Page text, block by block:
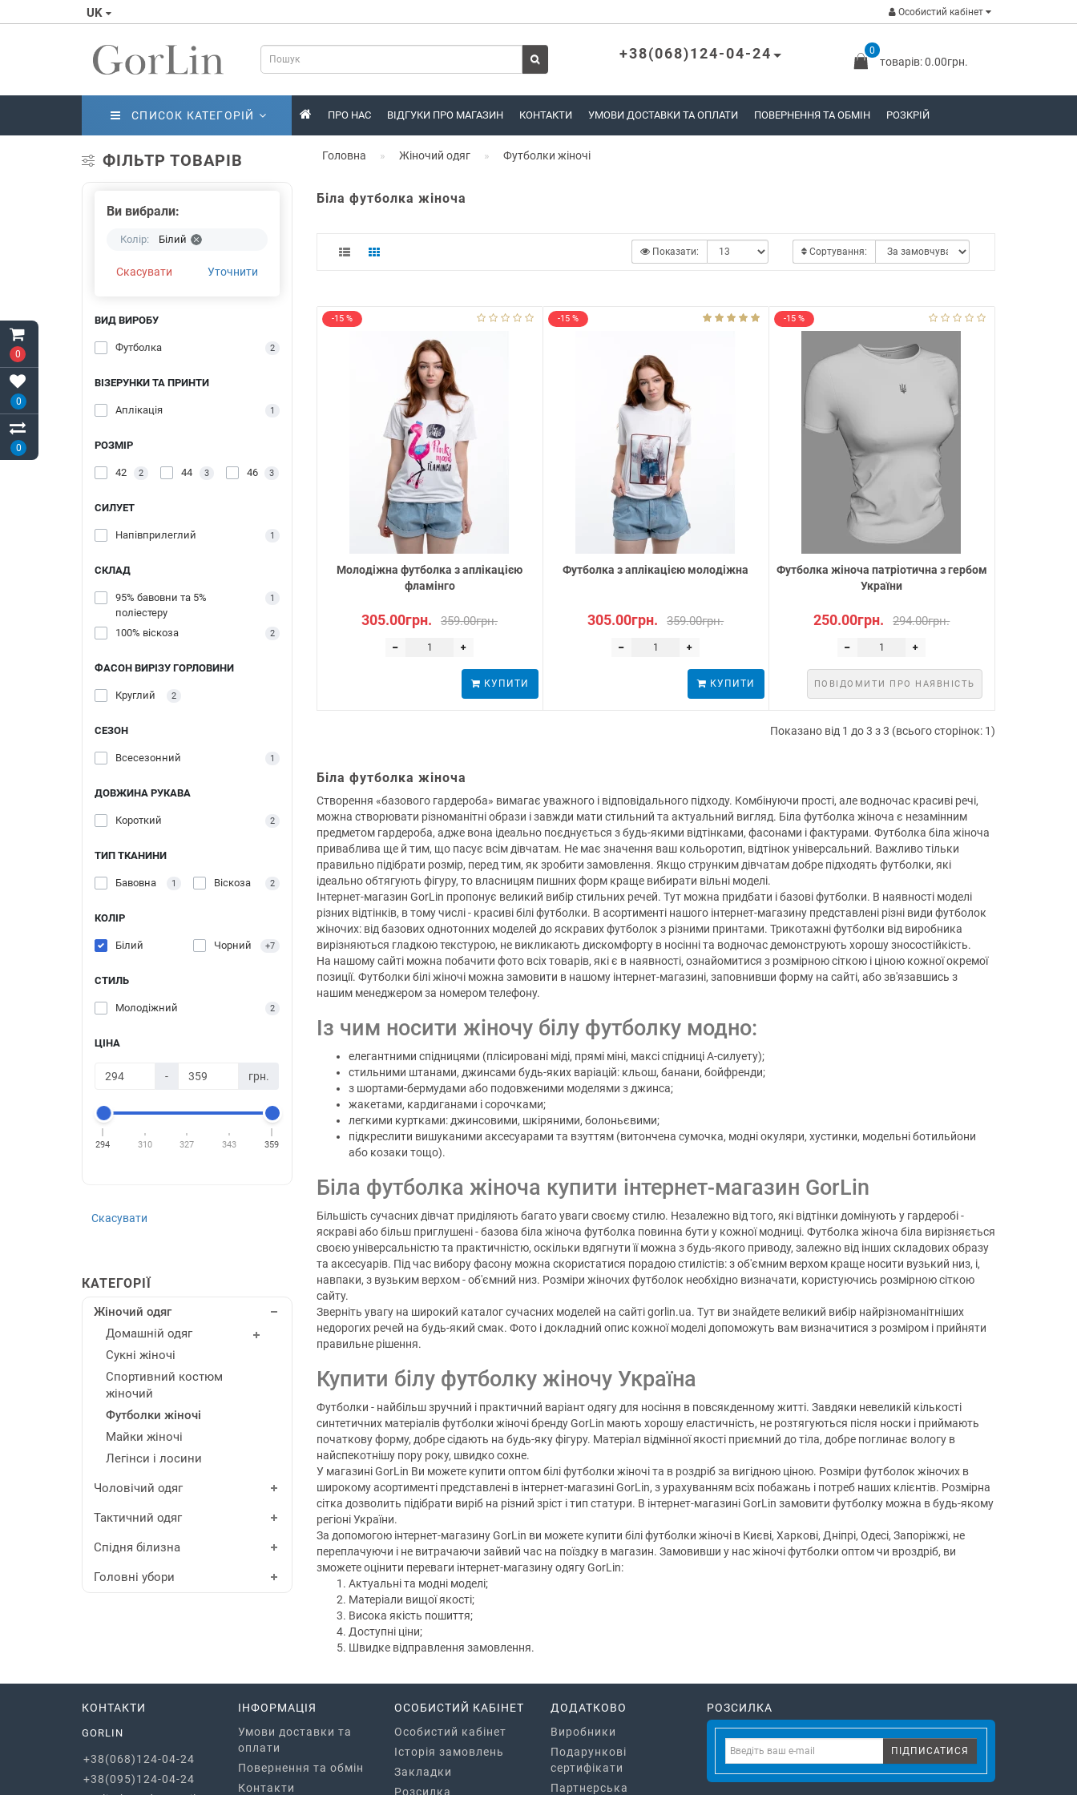
0
0
0
UK Особистий кабінет
0
товарів: 0.00грн.
+38(068)124-04-24
СПИСОК КАТЕГОРІЙ ПРО НАС ВІДГУКИ ПРО МАГАЗИН КОНТАКТИ УМОВИ ДОСТАВКИ ТА ОПЛАТИ ПОВЕРНЕННЯ ТА ОБМІН РОЗКРІЙ
ФІЛЬТР ТОВАРІВ
Ви вибрали:
Колір: Білий
Скасувати Уточнити
ВИД ВИРОБУ
Футболка 2
ВІЗЕРУНКИ ТА ПРИНТИ
Аплікація 1
РОЗМІР
42 2 44 3 46 3
СИЛУЕТ
Напівприлеглий 1
СКЛАД
95% бавовни та 5%
поліестеру
1
100% віскоза 2
ФАСОН ВИРІЗУ ГОРЛОВИНИ
Круглий 2
СЕЗОН
Всесезонний 1
ДОВЖИНА РУКАВА
Короткий 2
ТИП ТКАНИНИ
Бавовна 1 Віскоза 2
КОЛІР
Білий Чорний +7
СТИЛЬ
Молодіжний 2
ЦІНА
- грн.
294 310 327 343 359
Скасувати
КАТЕГОРІЇ
Жіночий одяг
Домашній одяг
Сукні жіночі
Спортивний костюм
жіночий
Футболки жіночі
Майки жіночі
Легінси і лосини
Чоловічий одяг
Тактичний одяг
Спідня білизна
Головні убори
Головна Жіночий одяг Футболки жіночі
Біла футболка жіноча
Сортування:
Показати:
-15 %
Молодіжна футболка з аплікацією
фламінго
305.00грн. 359.00грн.
КУПИТИ
-15 %
Футболка з аплікацією молодіжна
305.00грн. 359.00грн.
КУПИТИ
-15 %
Футболка жіноча патріотична з гербом
України
250.00грн. 294.00грн.
ПОВІДОМИТИ ПРО НАЯВНІСТЬ
Показано від 1 до 3 з 3 (всього сторінок: 1)
Біла футболка жіноча
Створення «базового гардероба» вимагає уважного і відповідального підходу. Комбінуючи прості, але водночас красиві речі,
можна створювати різноманітні образи і завжди мати стильний та актуальний вигляд. Біла футболка жіноча є незамінним
предметом гардероба, адже вона ідеально поєднується з будь-якими відтінками, фасонами і фактурами. Футболка біла жіноча
приваблива ще й тим, що пасує всім дівчатам. Не має значення ваш кольоротип, відтінок універсальний. Важливо тільки
правильно підібрати розмір, перед тим, як зробити замовлення. Якщо струнким дівчатам добре підходять футболки, які
ідеально обтягують фігуру, то власницям пишних форм краще вибирати вільні моделі.
Інтернет-магазин GorLin пропонує великий вибір стильних речей. Тут можна придбати і базові футболки. В наявності моделі
різних відтінків, в тому числі - красиві білі футболки. В асортименті нашого інтернет-магазину представлені різні види футболок
жіночих: від базових однотонних моделей до яскравих футболок з різними принтами. Трикотажні футболки від виробника
вирізняються гладкою текстурою, не викликають дискомфорту в носінні та водночас демонструють хорошу зносостійкість.
На нашому сайті можна побачити фото всіх товарів, які є в наявності, ознайомитися з розмірною сіткою і ціною кожної окремої
позиції. Футболки білі жіночі можна замовити в нашому інтернет-магазині, заповнивши форму на сайті, або зв'язавшись з
нашим менеджером за номером телефону.
Із чим носити жіночу білу футболку модно:
елегантними спідницями (плісировані міді, прямі міні, максі спідниці А-силуету);
стильними штанами, джинсами будь-яких варіацій: кльош, банани, бойфренди;
з шортами-бермудами або подовженими моделями з джинса;
жакетами, кардиганами і сорочками;
легкими куртками: джинсовими, шкіряними, болоньєвими;
підкреслити вишуканими аксесуарами та взуттям (витончена сумочка, модні окуляри, хустинки, модельні ботильйони
або козаки тощо).
Біла футболка жіноча купити інтернет-магазин GorLin
Більшість сучасних дівчат приділяють багато уваги своєму стилю. Незалежно від того, які відтінки домінують у гардеробі -
яскраві або більш приглушені - базова біла жіноча футболка повинна бути у кожної модниці. Футболка жіноча біла вирізняється
своєю універсальністю та практичністю, оскільки вдягнути її можна з будь-якого приводу, залежно від інших складових образу
та аксесуарів. Під час вибору фасону можна скористатися порадою стилістів: з об'ємним верхом краще носити вузький низ, і,
навпаки, з вузьким верхом - об'ємний низ. Розміри жіночих футболок необхідно визначати, користуючись розмірною сіткою
сайту.
Зверніть увагу на широкий каталог сучасних моделей на сайті gorlin.ua. Тут ви знайдете великий вибір найрізноманітніших
недорогих речей на будь-який смак. Фото і докладний опис кожної моделі допоможуть вам визначитися з розміром і прийняти
правильне рішення.
Купити білу футболку жіночу Україна
Футболки - найбільш зручний і практичний варіант одягу для носіння в повсякденному житті. Завдяки невеликій кількості
синтетичних матеріалів футболки жіночі бренду GorLin мають хорошу еластичність, не розтягуються після носки і приймають
початкову форму, добре сідають на будь-яку фігуру. Матеріал відмінної якості приємний до тіла, добре поглинає вологу в
найспекотнішу пору року, швидко сохне.
У магазині GorLin Ви можете купити оптом білі футболки жіночі та в роздріб за вигідною ціною. Розміри футболок жіночих в
широкому асортименті представлені в інтернет-магазині GorLin, з урахуванням всіх побажань і потреб наших клієнтів. Розмірна
сітка дозволить підібрати виріб на різний зріст і тип статури. В інтернет-магазині GorLin замовити футболку можна в будь-якому
регіоні України.
За допомогою інтернет-магазину GorLin ви можете купити білі футболки жіночі в Києві, Харкові, Дніпрі, Одесі, Запоріжжі, не
переплачуючи і не витрачаючи зайвий час на поїздку в магазин. Замовивши у нас жіночі футболки оптом чи вроздріб, ви
зможете оцінити переваги інтернет-магазину одягу GorLin:
Актуальні та модні моделі;
Матеріали вищої якості;
Висока якість пошиття;
Доступні ціни;
Швидке відправлення замовлення.
КОНТАКТИ
GORLIN
+38(068)124-04-24
+38(095)124-04-24
ІНФОРМАЦІЯ
Умови доставки та
оплати
Повернення та обмін
Контакти
ОСОБИСТИЙ КАБІНЕТ
Особистий кабінет
Історія замовлень
Закладки
Розсилка
ДОДАТКОВО
Виробники
Подарункові
сертифікати
Партнерська
РОЗСИЛКА
ПІДПИСАТИСЯ